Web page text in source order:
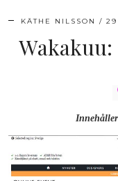
KÄTHE NILSSON 29
Wakakuu: